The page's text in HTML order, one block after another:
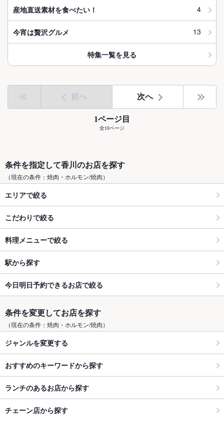
産地直送素材を食べたい！ 4
今宵は贅沢グルメ 13
特集一覧を見る
前へ 次へ
1ページ目
全10ページ
条件を指定して香川のお店を探す
（現在の条件：焼肉・ホルモン/焼肉）
エリアで絞る
こだわりで絞る
料理メニューで絞る
駅から探す
今日明日予約できるお店で絞る
条件を変更してお店を探す
（現在の条件：焼肉・ホルモン/焼肉）
ジャンルを変更する
おすすめのキーワードから探す
ランチのあるお店から探す
チェーン店から探す